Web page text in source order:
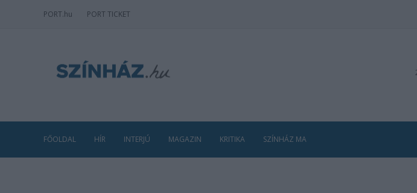
PORT.hu PORT TICKET
FŐOLDAL HÍR INTERJÚ MAGAZIN KRITIKA SZÍNHÁZ MA